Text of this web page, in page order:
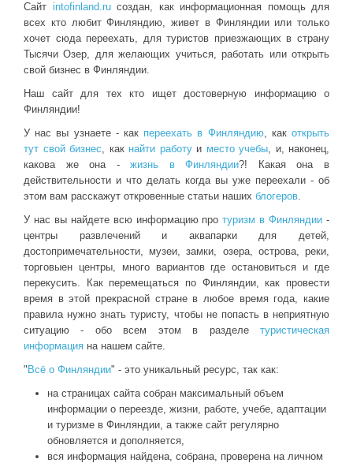
Сайт intofinland.ruсоздан, как информационная помощь для
всех кто любит Финляндию, живет в Финляндии или только
хочет сюда переехать, для туристов приезжающих в страну
Тысячи Озер, для желающих учиться, работать или открыть
свой бизнес в Финляндии.
Наш сайт для тех кто ищет достоверную информацию о
Финляндии!
У нас вы узнаете - как переехать в Финляндию, какоткрыть
тут свой бизнес, как найти работуи место учебы, и, наконец,
какова же она -жизнь в Финляндии?! Какая она в
действительности и что делать когда вы уже переехали - об
этом вам расскажут откровенные статьи наших блогеров.
У нас вы найдете всю информацию протуризм в Финляндии -
центры развлечений и аквапарки для детей,
достопримечательности, музеи, замки, озера, острова, реки,
торговыен центры, много вариантов где остановиться и где
перекусить. Как перемещаться по Финляндии, как провести
время в этой прекрасной стране в любое время года, какие
правила нужно знать туристу, чтобы не попасть в неприятную
ситуацию - обо всем этом в разделе туристическая
информация на нашем сайте.
" Всё о Финляндии" - это уникальный ресурс, так как:
на страницах сайта собран максимальный объем
информации о переезде, жизни, работе, учебе, адаптации
и туризме в Финляндии, а также сайт регулярно
обновляется и дополняется,
вся информация найдена, собрана, проверена на личном